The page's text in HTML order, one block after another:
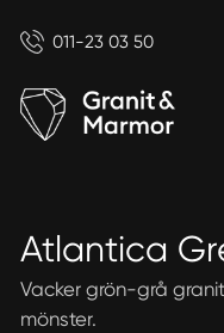
011-23 03 50
Atlantica
Vacker grön-grå
mönster.